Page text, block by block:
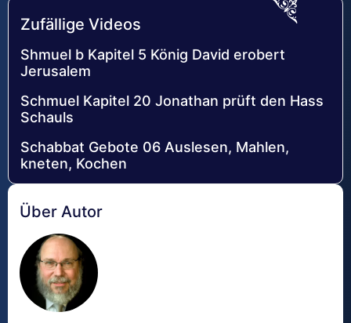
Zufällige Videos
Shmuel b Kapitel 5 König David erobert
Jerusalem
Schmuel Kapitel 20 Jonathan prüft den Hass
Schauls
Schabbat Gebote 06 Auslesen, Mahlen,
kneten, Kochen
Über Autor